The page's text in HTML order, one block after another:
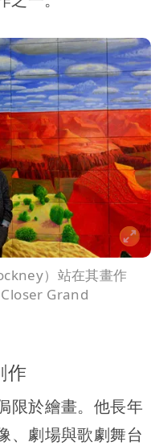
）站在其畫作
Closer Grand
作
限於繪畫。他長年
、劇場與歌劇舞台